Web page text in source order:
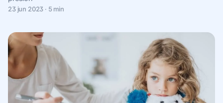
23 jun 2023 · 5 min